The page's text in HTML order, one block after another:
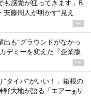
も感覚が狂ってきます」B
安藤周人が明かす“見え
PR
出も“グラウンドがなかっ
デミーを変えた『企業版
PR
“タイパ”がいい！」箱根の
野大地が語る「エアー®サ